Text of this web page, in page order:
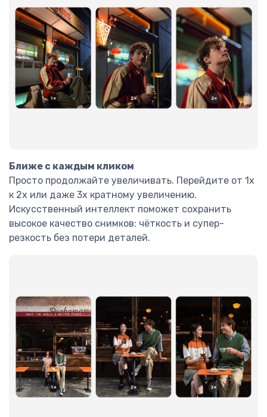
Ближе с каждым кликом
Просто продолжайте увеличивать. Перейдите от 1x
к 2x или даже 3x кратному увеличению.
Искусственный интеллект поможет сохранить
высокое качество снимков: чёткость и супер-
резкость без потери деталей.